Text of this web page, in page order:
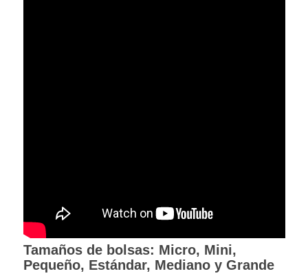
Tamaños de bolsas: Micro, Mini,
Pequeño, Estándar, Mediano y Grande